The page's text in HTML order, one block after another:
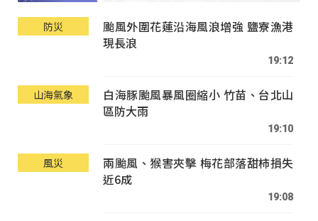
防災
颱風外圍花蓮沿海風浪增強 鹽寮漁港
現長浪
19:12
山海氣象
白海豚颱風暴風圈縮小 竹苗、台北山
區防大雨
19:10
風災
兩颱風、猴害夾擊 梅花部落甜柿損失
近6成
19:08